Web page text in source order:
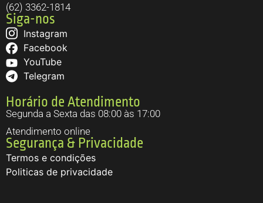
(62) 3362-1814
Siga-nos
Instagram
Facebook
YouTube
Telegram
Horário de Atendimento
Segunda a Sexta das 08:00 às 17:00
Atendimento online
Segurança & Privacidade
Termos e condições
Politicas de privacidade